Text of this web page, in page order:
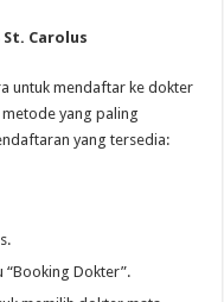
Carolus
untuk mendaftar ke dokter
yang paling
yang tersedia:
“Booking Dokter”.